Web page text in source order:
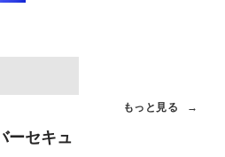
ーセキュ
もっと見る